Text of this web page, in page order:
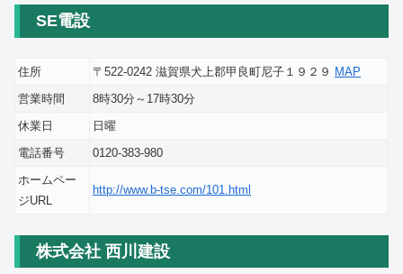
SE電設
住所 〒522-0242 滋賀県犬上郡甲良町尼子１９２９ MAP
営業時間
8時30分～17時30分
休業日
日曜
電話番号
0120-383-980
ホームペー
ジURL
http://www.b-tse.com/101.html
株式会社 西川建設